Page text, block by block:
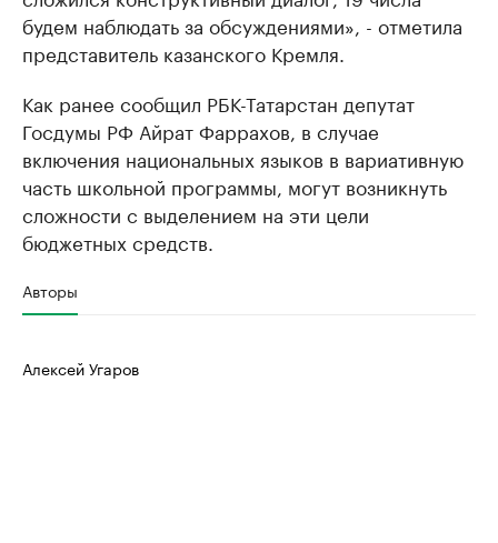
будем наблюдать за обсуждениями», - отметила
представитель казанского Кремля.
Как ранее сообщил РБК-Татарстан депутат
Госдумы РФ Айрат Фаррахов, в случае
включения национальных языков в вариативную
часть школьной программы, могут возникнуть
сложности с выделением на эти цели
бюджетных средств.
Авторы
Алексей Угаров